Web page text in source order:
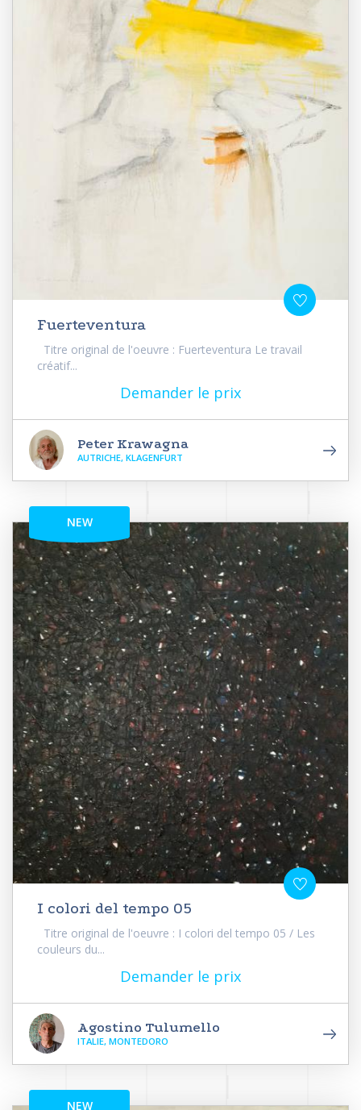
Fuerteventura
Titre original de l'oeuvre : Fuerteventura Le travail
créatif...
Demander le prix
Peter Krawagna
AUTRICHE, KLAGENFURT
NEW
I colori del tempo 05
Titre original de l'oeuvre : I colori del tempo 05 / Les
couleurs du...
Demander le prix
Agostino Tulumello
ITALIE, MONTEDORO
NEW